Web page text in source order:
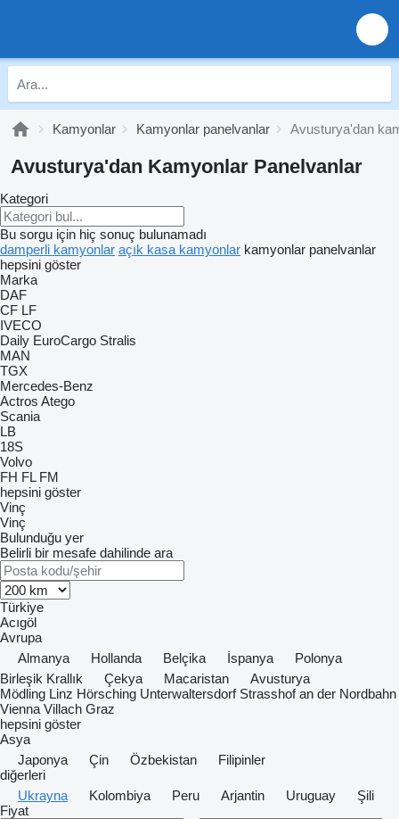
Kamyonlar Kamyonlar panelvanlar Avusturya'dan
Avusturya'dan Kamyonlar Panelvanlar
Kategori
Bu sorgu için hiç sonuç bulunamadı
damperli kamyonlar açık kasa kamyonlar kamyonlar panelvanlar
hepsini göster
Marka
DAF
CF LF
IVECO
Daily EuroCargo Stralis
MAN
TGX
Mercedes-Benz
Actros Atego
Scania
LB
18S
Volvo
FH FL FM
hepsini göster
Vinç
Vinç
Bulunduğu yer
Belirli bir mesafe dahilinde ara
Türkiye
Acıgöl
Avrupa
Almanya
Hollanda Belçika İspanya
Polonya
Birleşik Krallık
Çekya Macaristan
Avusturya
Mödling Linz Hörsching Unterwaltersdorf Strasshof an der Nordbahn
Vienna Villach Graz
hepsini göster
Asya
Japonya
Çin Özbekistan
Filipinler
diğerleri
Ukrayna
Kolombiya Peru Arjantin Uruguay
Şili
Fiyat